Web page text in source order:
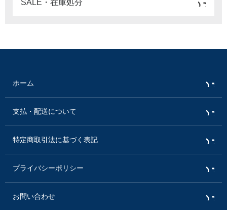
SALE・在庫処分
ホーム
支払・配送について
特定商取引法に基づく表記
プライバシーポリシー
お問い合わせ